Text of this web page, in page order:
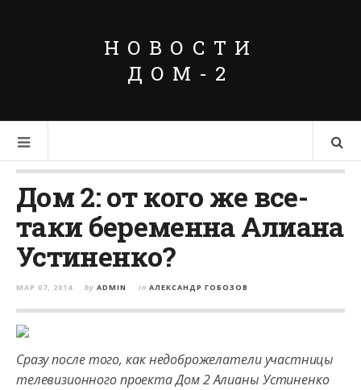
НОВОСТИ
ДОМ-2
Дом 2: от кого же все-
таки беременна Алиана
Устиненко?
МАР 07, 2014 by ADMIN in АЛЕКСАНДР ГОБОЗОВ
Сразу после того, как недоброжелатели участницы
телевизионного проекта Дом 2 Алианы Устиненко